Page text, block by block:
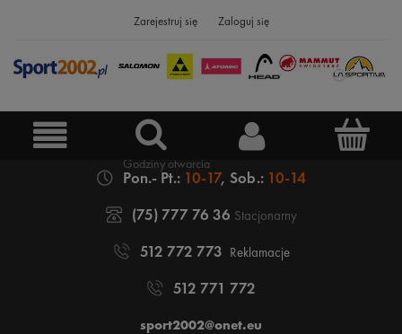
Zarejestruj się Zaloguj się
Pon.- Pt.: 10-17, Sob.: 10-14
(75) 777 76 36 Stacjonarny
512 772 773 Reklamacje
512 771 772
sport2002@onet.eu